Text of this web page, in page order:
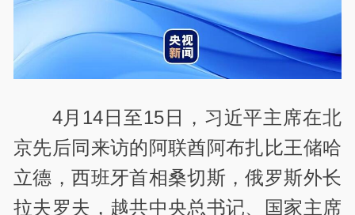
4月14日至15日，习近平主席在北
京先后同来访的阿联酋阿布扎比王储哈
立德，西班牙首相桑切斯，俄罗斯外长
拉夫罗夫，越共中央总书记、国家主席